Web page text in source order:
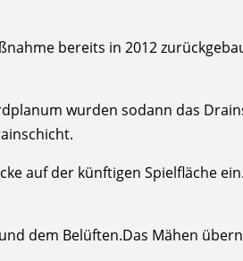
bereits in 2012
wurden sodann das
auf der künftigen Spielfläche
dem Belüften.Das Mähen